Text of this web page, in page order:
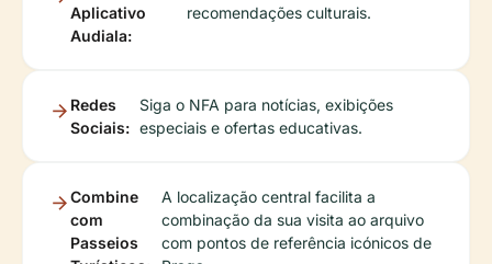
Aplicativo
Audiala:
recomendações culturais.
Redes
Sociais:
Siga o NFA para notícias, exibições
especiais e ofertas educativas.
Combine
com
Passeios
A localização central facilita a
combinação da sua visita ao arquivo
com pontos de referência icónicos de